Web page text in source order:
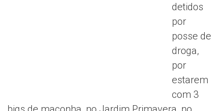
detidos
por
posse de
droga,
por
estarem
com 3